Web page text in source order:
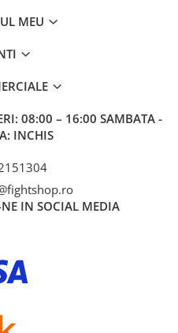
MEU
08:00 – 16:00 SAMBATA -
INCHIS
NE IN SOCIAL MEDIA